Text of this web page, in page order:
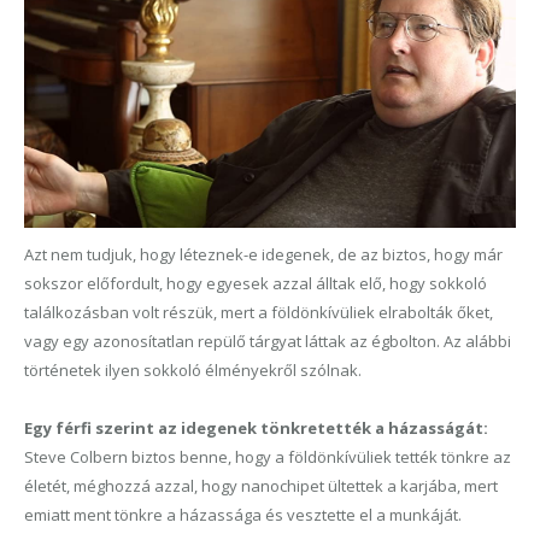
Azt nem tudjuk, hogy léteznek-e idegenek, de az biztos, hogy már
sokszor előfordult, hogy egyesek azzal álltak elő, hogy sokkoló
találkozásban volt részük, mert a földönkívüliek elrabolták őket,
vagy egy azonosítatlan repülő tárgyat láttak az égbolton. Az alábbi
történetek ilyen sokkoló élményekről szólnak.
Egy férfi szerint az idegenek tönkretették a házasságát:
Steve Colbern biztos benne, hogy a földönkívüliek tették tönkre az
életét, méghozzá azzal, hogy nanochipet ültettek a karjába, mert
emiatt ment tönkre a házassága és vesztette el a munkáját.